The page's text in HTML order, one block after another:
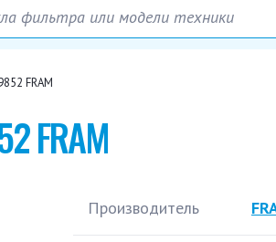
FRAM
FRAM
Производитель